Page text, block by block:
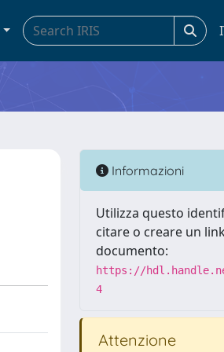
Informazioni
Utilizza questo
citare o creare un
documento:
https://
4
Attenzione